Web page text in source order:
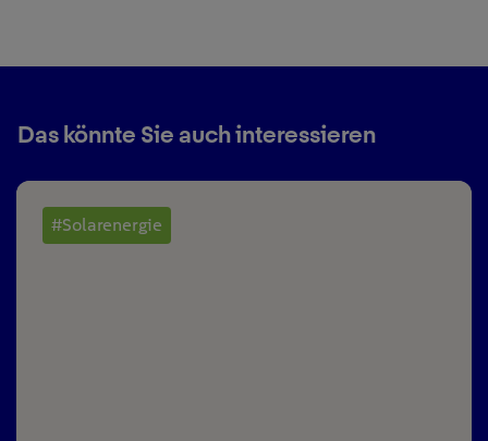
Das könnte Sie auch interessieren
#Solarenergie